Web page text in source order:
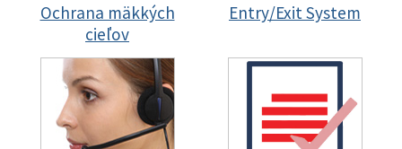
Ochrana mäkkých
cieľov
Entry/Exit System